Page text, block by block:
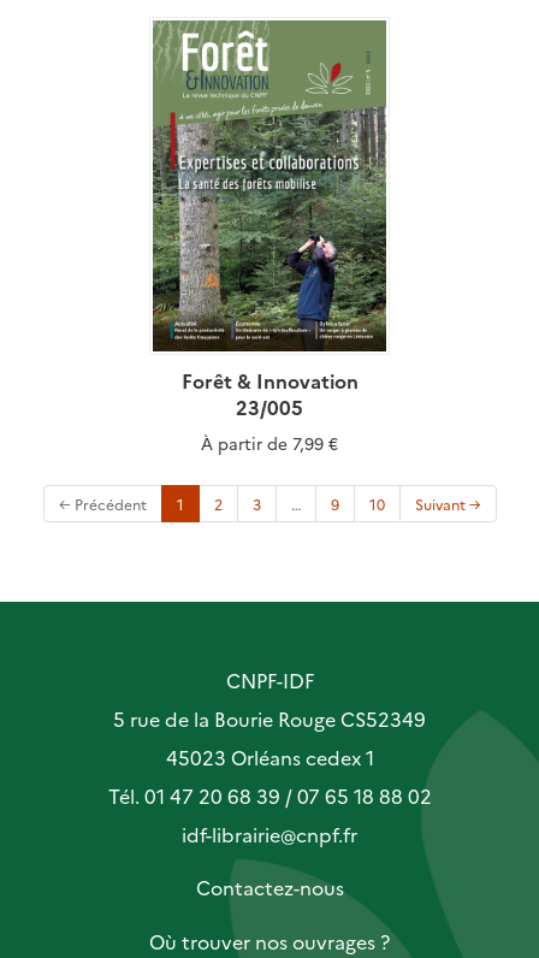
Forêt & Innovation
23/005
À partir de 7,99 €
← Précédent 1 (current)
2 3 … 9 10 Suivant →
CNPF-IDF
5 rue de la Bourie Rouge CS52349
45023 Orléans cedex 1
Tél. 01 47 20 68 39 / 07 65 18 88 02
idf-librairie@cnpf.fr
Contactez-nous
Où trouver nos ouvrages ?